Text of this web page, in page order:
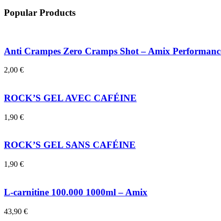
Popular Products
Anti Crampes Zero Cramps Shot – Amix
2,00 €
ROCK’S GEL AVEC CAFÉINE
1,90 €
ROCK’S GEL SANS CAFÉINE
1,90 €
L-carnitine 100.000 1000ml – Amix
43,90 €